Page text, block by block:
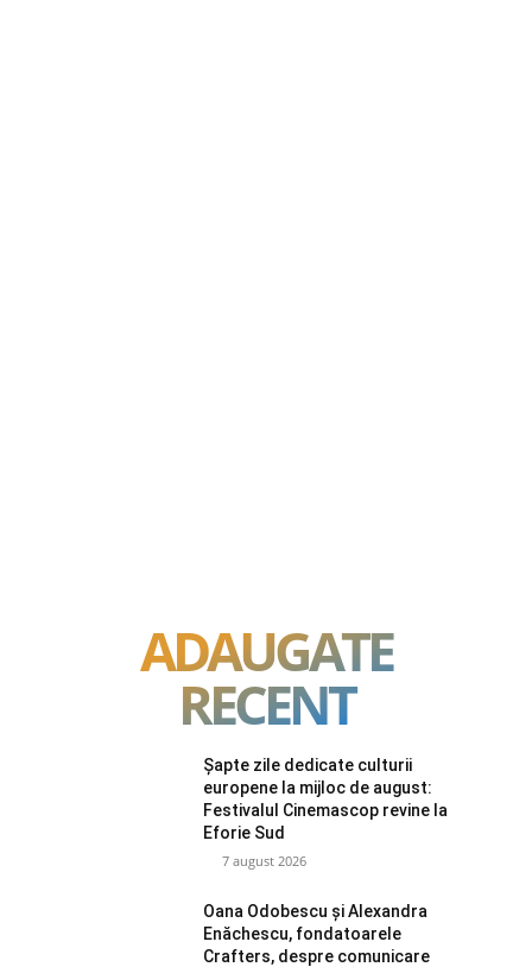
ADAUGATE
RECENT
Șapte zile dedicate culturii
europene la mijloc de august:
Festivalul Cinemascop revine la
Eforie Sud
7 august 2026
Oana Odobescu și Alexandra
Enăchescu, fondatoarele
Crafters, despre comunicare